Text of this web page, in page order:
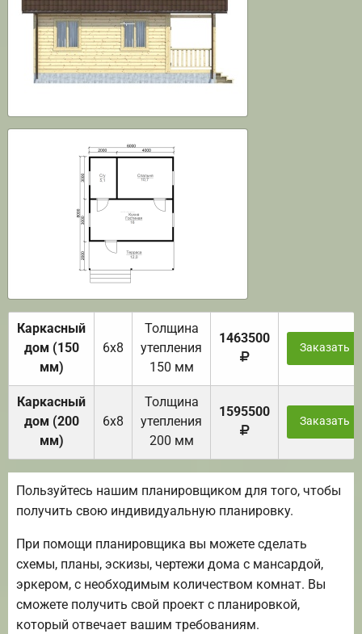
Каркасный
дом (150
мм)
6х8
Толщина
утепления
150 мм
1463500
Заказать
Каркасный
дом (200
мм)
6х8
Толщина
утепления
200 мм
1595500
Заказать
Пользуйтесь нашим планировщиком для того, чтобы
получить свою индивидуальную планировку.
При помощи планировщика вы можете сделать
схемы, планы, эскизы, чертежи дома с мансардой,
эркером, с необходимым количеством комнат. Вы
сможете получить свой проект с планировкой,
который отвечает вашим требованиям.